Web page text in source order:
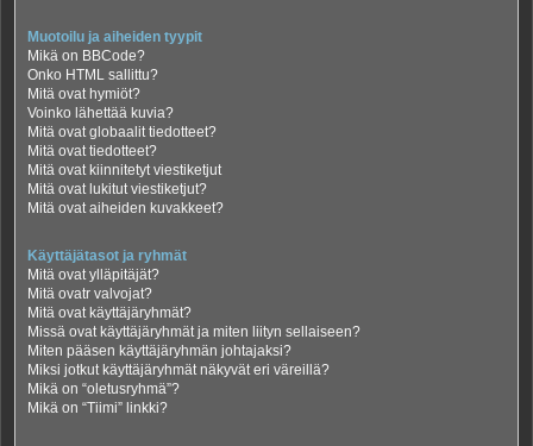
Muotoilu ja aiheiden tyypit
Mikä on BBCode?
Onko HTML sallittu?
Mitä ovat hymiöt?
Voinko lähettää kuvia?
Mitä ovat globaalit tiedotteet?
Mitä ovat tiedotteet?
Mitä ovat kiinnitetyt viestiketjut
Mitä ovat lukitut viestiketjut?
Mitä ovat aiheiden kuvakkeet?
Käyttäjätasot ja ryhmät
Mitä ovat ylläpitäjät?
Mitä ovatr valvojat?
Mitä ovat käyttäjäryhmät?
Missä ovat käyttäjäryhmät ja miten liityn sellaiseen?
Miten pääsen käyttäjäryhmän johtajaksi?
Miksi jotkut käyttäjäryhmät näkyvät eri väreillä?
Mikä on “oletusryhmä”?
Mikä on “Tiimi” linkki?